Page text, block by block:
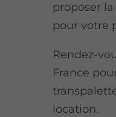
proposer
pour votre
Rendez-
France
location.